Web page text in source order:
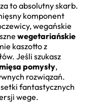
to absolutny skarb.
komponent
wegańskie
wegetariańskie
kaszotto z
Jeśli szukasz
pomysły,
rozwiązań.
fantastycznych
wege.